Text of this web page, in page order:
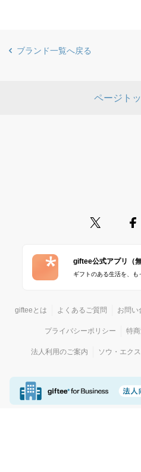
ブランド一覧へ戻る
ページト
giftee公式アプリ（無
ギフトのある生活を、も
gifteeとは よくあるご質問 お問い
プライバシーポリシー 特
法人利用のご案内 ソウ・エク